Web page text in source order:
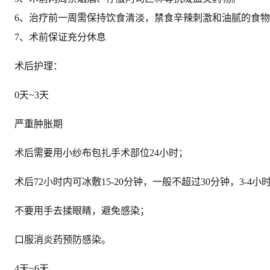
6、治疗前一周需保持饮食清淡，禁食辛辣刺激和油腻的食物
7、术前保证充分休息
术后护理：
0天~3天
严重肿胀期
术后需要用小纱布包扎手术部位24小时；
术后72小时内可冰敷15-20分钟，一般不超过30分钟，3-4小
不要用手去揉眼睛，避免感染；
口服消炎药预防感染。